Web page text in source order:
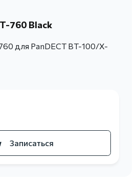
760 Black
для PanDECT BT-100/X-
Записаться